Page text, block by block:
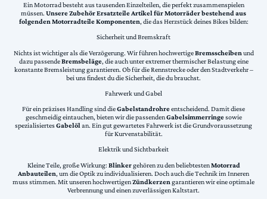
Ein Motorrad besteht aus tausenden Einzelteilen, die perfekt zusammenspielen
müssen. Unsere Zubehör Ersatzteile Artikel für Motorräder bestehend aus
folgenden Motorradteile Komponenten, die das Herzstück deines Bikes bilden:
Sicherheit und Bremskraft
Nichts ist wichtiger als die Verzögerung. Wir führen hochwertigeBremsscheiben und
dazu passendeBremsbeläge, die auch unter extremer thermischer Belastung eine
konstante Bremsleistung garantieren. Ob für die Rennstrecke oder den Stadtverkehr –
bei uns findest du die Sicherheit, die du brauchst.
Fahrwerk und Gabel
Für ein präzises Handling sind dieGabelstandrohreentscheidend. Damit diese
geschmeidig eintauchen, bieten wir die passendenGabelsimmerringesowie
spezialisiertesGabelölan. Ein gut gewartetes Fahrwerk ist die Grundvoraussetzung
für Kurvenstabilität.
Elektrik und Sichtbarkeit
Kleine Teile, große Wirkung: Blinkergehören zu den beliebtestenMotorrad
Anbauteilen, um die Optik zu individualisieren. Doch auch die Technik im Inneren
muss stimmen. Mit unseren hochwertigenZündkerzen garantieren wir eine optimale
Verbrennung und einen zuverlässigen Kaltstart.